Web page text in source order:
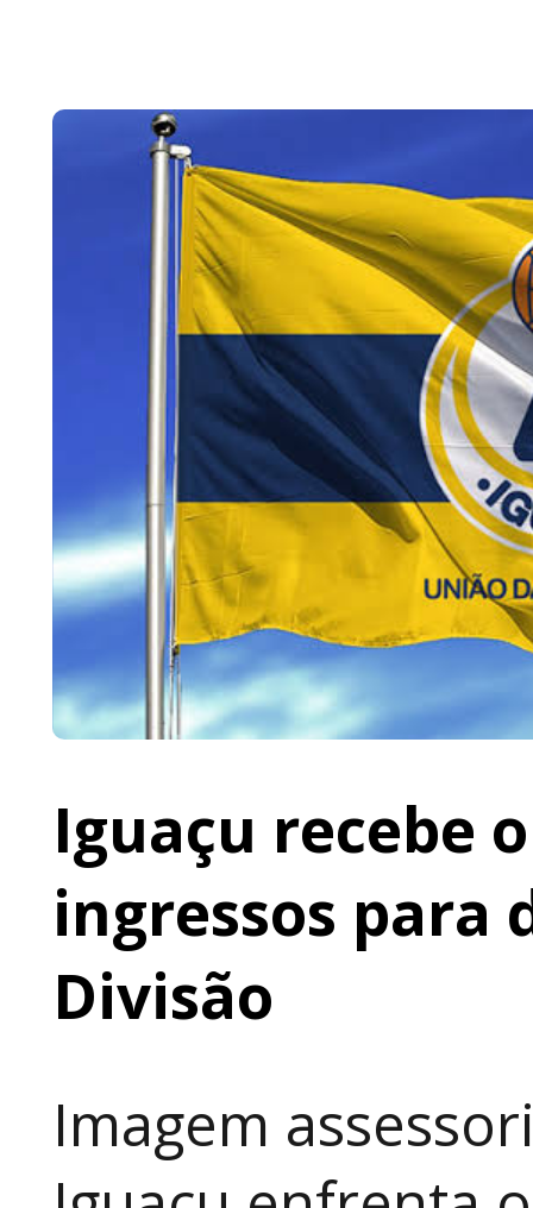
Iguaçu recebe
ingressos para
Divisão
Imagem